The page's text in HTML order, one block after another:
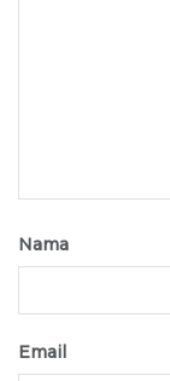
Nama
Email